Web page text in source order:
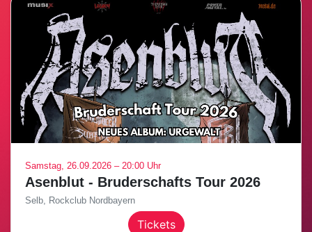
Samstag, 26.09.2026 – 20:00 Uhr
Asenblut - Bruderschafts Tour 2026
Selb, Rockclub Nordbayern
Tickets